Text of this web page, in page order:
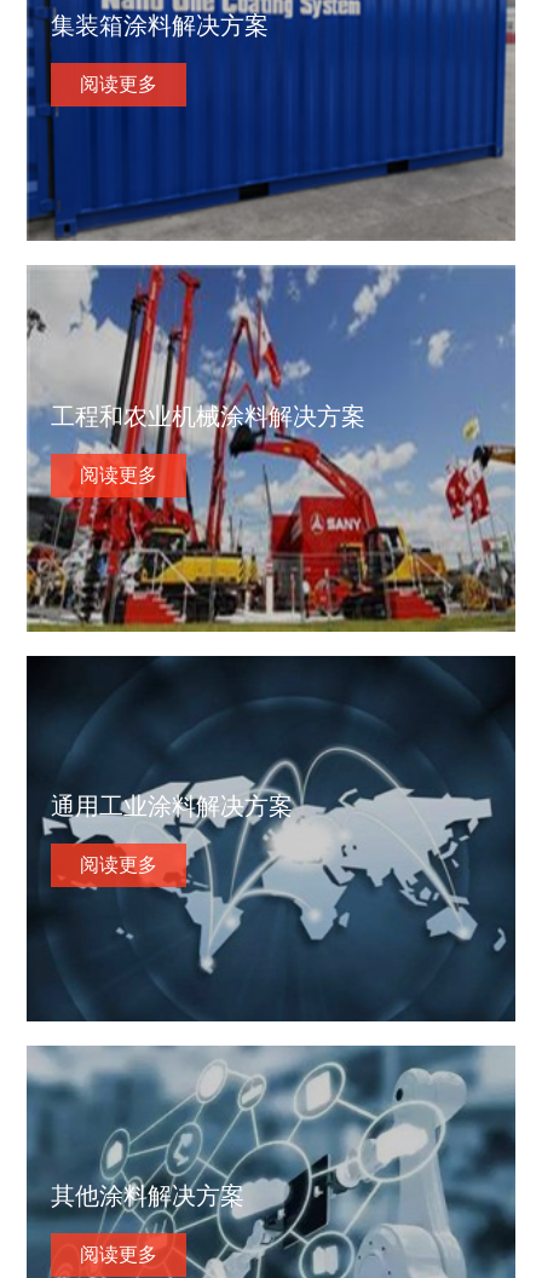
集装箱涂料解决方案
阅读更多
工程和农业机械涂料解决方案
阅读更多
通用工业涂料解决方案
阅读更多
其他涂料解决方案
阅读更多